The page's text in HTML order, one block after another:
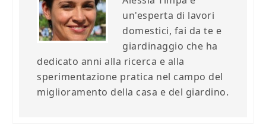
un'esperta di lavori
domestici, fai da te e
giardinaggio che ha
dedicato anni alla ricerca e alla
sperimentazione pratica nel campo del
miglioramento della casa e del giardino.